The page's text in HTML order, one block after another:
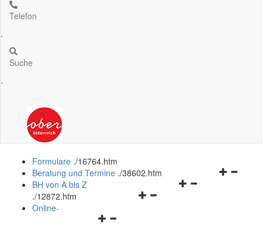
Telefon
.
Suche
.
Formulare ./16764.htm
Navigationsmenü
Beratung und Termine ./38602.htm
Navigationsmenü
BH von A bis Z
./12872.htm
Navigationsmenü
Online-